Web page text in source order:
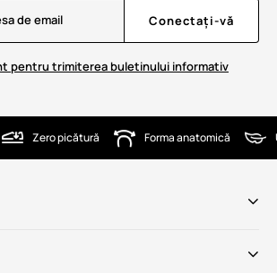
de email Conectați-vă
pentru trimiterea buletinului informativ
Zero picătură Forma anatomică